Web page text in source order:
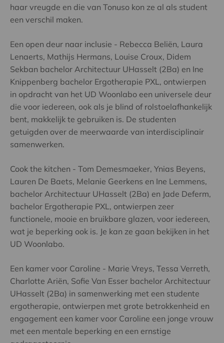
haar vreugde en die van Tonuso kon ze al als student
een verschil maken.
Een open deur naar inclusie - Rebecca Beliën, Laura
Lenaerts, Mathijs Hermans, Louise Croux, Didem
Sekban bachelor Architectuur UHasselt (2Ba) en Ine
Knippenberg bachelor Ergotherapie PXL, ontwierpen
in opdracht van het UD Woonlabo een universele deur
die voor iedereen, ook als je blind of rolstoelafhankelijk
bent, makkelijk te gebruiken is. De studenten
getuigden over de meerwaarde van interdisciplinair
samenwerken.
Cook the kitchen - Tom Demesmaeker, Ynias Beyens,
Lauren De Baets, Melanie Geerkens en Ine Lemmens,
bachelor Architectuur UHasselt (2Ba) en Jade Deferm,
bachelor Ergotherapie PXL, ontwierpen zeer
functionele, mooie en bruikbare glazen, voor iedereen,
wat je beperking ook is. Je kan ze gaan bekijken in het
UD Woonlabo.
Een kamer voor Caroline - Marie Vreys, Tessa Verreth,
Charlotte Ariën, Sofie Van Esser bachelor Architectuur
UHasselt (2Ba) in samenwerking met een studente
ergotherapie, ontwierpen met grote betrokkenheid en
engagement een kamer voor Caroline een jonge vrouw
met een mentale beperking en een ernstige